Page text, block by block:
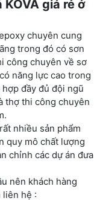
giá rẻ ở
chuyên cung
trong đó có sơn
công chuyên về sơ
năng lực cao trong
đầy đủ đội ngũ
thợ thi công chuyên
nhiều sản phẩm
quy mô chất lượng
chỉnh các dự án đưa
nên khách hàng
liên hệ :